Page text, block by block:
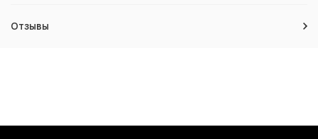
Отзывы